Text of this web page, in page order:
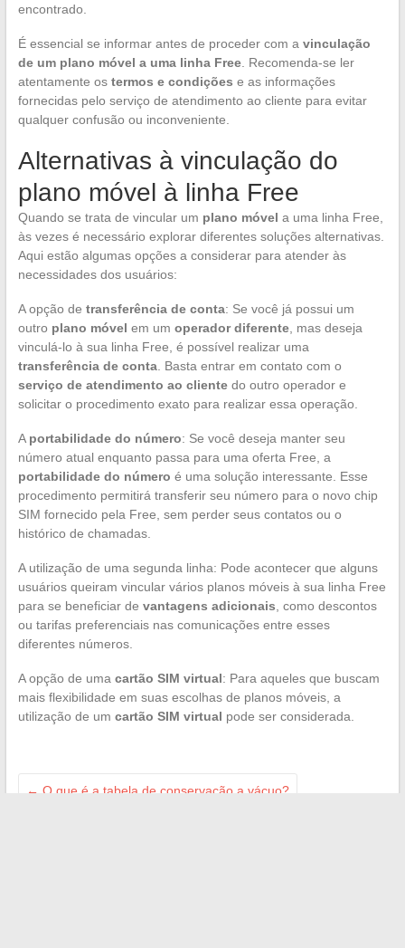
encontrado.
É essencial se informar antes de proceder com a vinculação
de um plano móvel a uma linha Free. Recomenda-se ler
atentamente os termos e condições e as informações
fornecidas pelo serviço de atendimento ao cliente para evitar
qualquer confusão ou inconveniente.
Alternativas à vinculação do
plano móvel à linha Free
Quando se trata de vincular um plano móvel a uma linha Free,
às vezes é necessário explorar diferentes soluções alternativas.
Aqui estão algumas opções a considerar para atender às
necessidades dos usuários:
A opção de transferência de conta: Se você já possui um
outro plano móvel em um operador diferente, mas deseja
vinculá-lo à sua linha Free, é possível realizar uma
transferência de conta. Basta entrar em contato com o
serviço de atendimento ao clientedo outro operador e
solicitar o procedimento exato para realizar essa operação.
A portabilidade do número: Se você deseja manter seu
número atual enquanto passa para uma oferta Free, a
portabilidade do número é uma solução interessante. Esse
procedimento permitirá transferir seu número para o novo chip
SIM fornecido pela Free, sem perder seus contatos ou o
histórico de chamadas.
A utilização de uma segunda linha: Pode acontecer que alguns
usuários queiram vincular vários planos móveis à sua linha Free
para se beneficiar de vantagens adicionais , como descontos
ou tarifas preferenciais nas comunicações entre esses
diferentes números.
A opção de uma cartão SIM virtual: Para aqueles que buscam
mais flexibilidade em suas escolhas de planos móveis, a
utilização de um cartão SIM virtual pode ser considerada.
← O que é a tabela de conservação a vácuo?